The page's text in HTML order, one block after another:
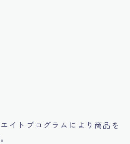
イトプログラムにより商品を